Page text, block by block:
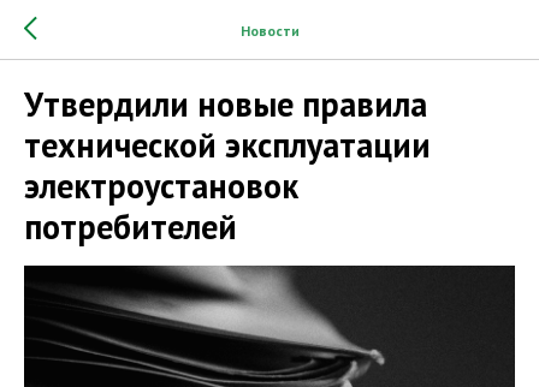
Новости
Утвердили новые правила
технической эксплуатации
электроустановок
потребителей